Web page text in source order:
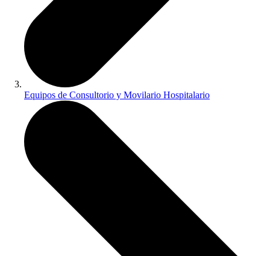
Equipos de Consultorio y Movilario Hospitalario